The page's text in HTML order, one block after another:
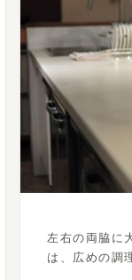
左右の両脇に
は、広めの調